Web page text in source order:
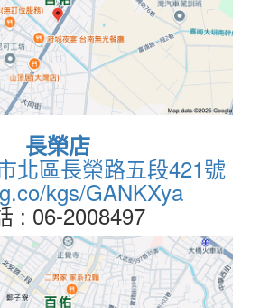
長榮店
北區長榮路五段421號
kgs/GANKXya
: 06-2008497